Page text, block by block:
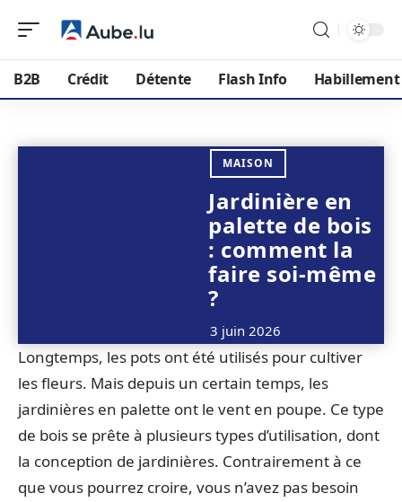
B2B Crédit Détente Flash Info Habillement
MAISON
Jardinière en
palette de bois
: comment la
faire soi-même
?
3 juin 2026
Longtemps, les pots ont été utilisés pour cultiver
les fleurs. Mais depuis un certain temps, les
jardinières en palette ont le vent en poupe. Ce type
de bois se prête à plusieurs types d’utilisation, dont
la conception de jardinières. Contrairement à ce
que vous pourrez croire, vous n’avez pas besoin